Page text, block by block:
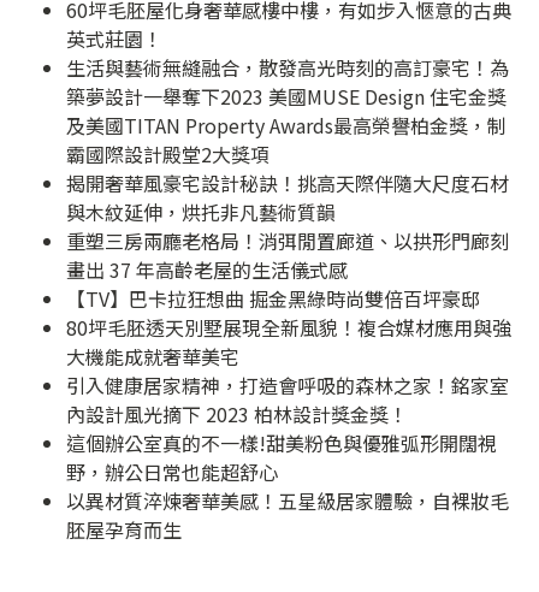
60坪毛胚屋化身奢華感樓中樓，有如步入愜意的古典
英式莊園！
生活與藝術無縫融合，散發高光時刻的高訂豪宅！為
築夢設計一舉奪下2023 美國MUSE Design 住宅金獎
及美國TITAN Property Awards最高榮譽柏金獎，制
霸國際設計殿堂2大獎項
揭開奢華風豪宅設計秘訣！挑高天際伴隨大尺度石材
與木紋延伸，烘托非凡藝術質韻
重塑三房兩廳老格局！消弭閒置廊道、以拱形門廊刻
畫出 37 年高齡老屋的生活儀式感
【TV】巴卡拉狂想曲 掘金黑綠時尚雙倍百坪豪邸
80坪毛胚透天別墅展現全新風貌！複合媒材應用與強
大機能成就奢華美宅
引入健康居家精神，打造會呼吸的森林之家！銘家室
內設計風光摘下 2023 柏林設計獎金獎！
這個辦公室真的不一樣!甜美粉色與優雅弧形開闊視
野，辦公日常也能超舒心
以異材質淬煉奢華美感！五星級居家體驗，自裸妝毛
胚屋孕育而生